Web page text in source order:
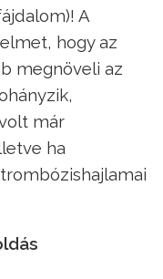
A
hogy az
megnöveli az
már
ha